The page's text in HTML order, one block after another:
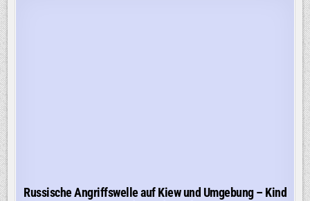
Russische Angriffswelle auf Kiew und Umgebung – Kind